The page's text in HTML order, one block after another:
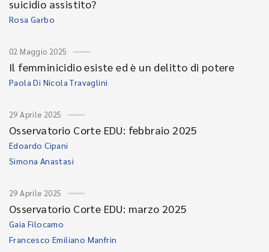
suicidio assistito?
Rosa Garbo
02 Maggio 2025
Il femminicidio esiste ed è un delitto di potere
Paola Di Nicola Travaglini
29 Aprile 2025
Osservatorio Corte EDU: febbraio 2025
Edoardo Cipani
Simona Anastasi
29 Aprile 2025
Osservatorio Corte EDU: marzo 2025
Gaia Filocamo
Francesco Emiliano Manfrin